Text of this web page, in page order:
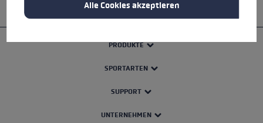
PRODUKTE
SPORTARTEN
SUPPORT
UNTERNEHMEN
Alle Cookies akzeptieren